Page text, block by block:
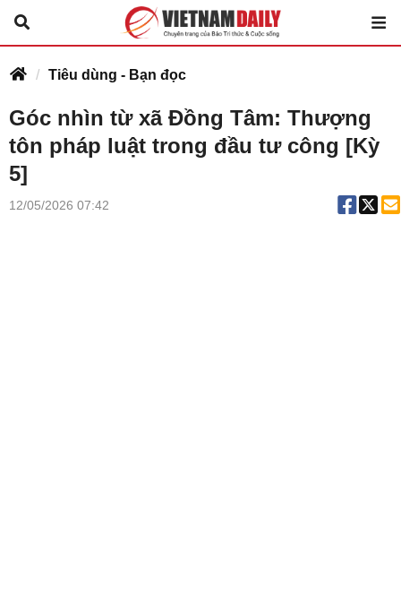
Tiêu dùng - Bạn đọc
Góc nhìn từ xã Đồng Tâm: Thượng
tôn pháp luật trong đầu tư công [Kỳ
5]
12/05/2026 07:42